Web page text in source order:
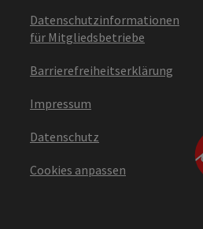
Datenschutzinformationen
für Mitgliedsbetriebe
Barrierefreiheitserklärung
Impressum
Datenschutz
Cookies anpassen